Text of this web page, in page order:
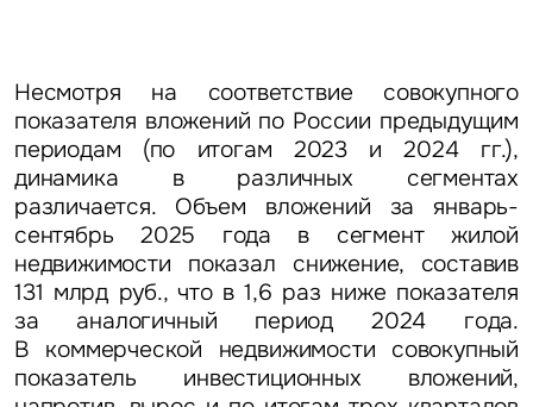
Несмотря на соответствие совокупного
показателя вложений по России предыдущим
периодам (по итогам 2023 и 2024 гг.),
динамика в различных сегментах
различается.Объем вложений за январь-
сентябрь 2025 года в сегмент жилой
недвижимости показал снижение, составив
131 млрд руб., что в 1,6 раз ниже показателя
за аналогичный период 2024 года.
В коммерческой недвижимости совокупный
показатель инвестиционных вложений,
Вопрос
Предложение
Жалоба
Уведомления
Это обязательное поле
Это обязательное поле
Это обязательное поле